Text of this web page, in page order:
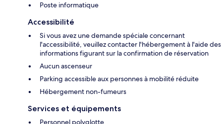
Poste informatique
Accessibilité
Si vous avez une demande spéciale concernant
l'accessibilité, veuillez contacter l'hébergement à l'aide des
informations figurant sur la confirmation de réservation
Aucun ascenseur
Parking accessible aux personnes à mobilité réduite
Hébergement non-fumeurs
Services et équipements
Personnel polyglotte